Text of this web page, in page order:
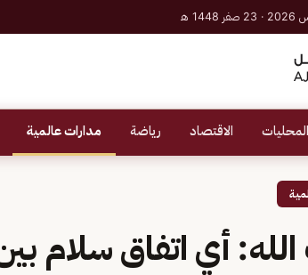
المحليات الاقتصاد رياضة مدارات عالمية
أي اتفاق سلام بين